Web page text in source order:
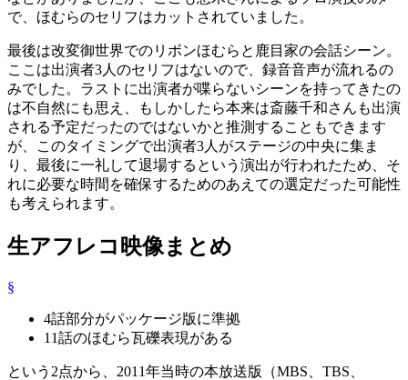
で、ほむらのセリフはカットされていました。
最後は改変御世界でのリボンほむらと鹿目家の会話シーン。
ここは出演者3人のセリフはないので、録音音声が流れるの
みでした。ラストに出演者が喋らないシーンを持ってきたの
は不自然にも思え、もしかしたら本来は斎藤千和さんも出演
される予定だったのではないかと推測することもできます
が、このタイミングで出演者3人がステージの中央に集ま
り、最後に一礼して退場するという演出が行われたため、そ
れに必要な時間を確保するためのあえての選定だった可能性
も考えられます。
生アフレコ映像まとめ
§
4話部分がパッケージ版に準拠
11話のほむら瓦礫表現がある
という2点から、2011年当時の本放送版（MBS、TBS、